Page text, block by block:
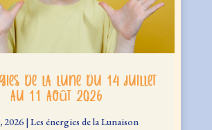
de la lune du 14 juillet
au 11 août 2026
2026|Les énergies de la Lunaison